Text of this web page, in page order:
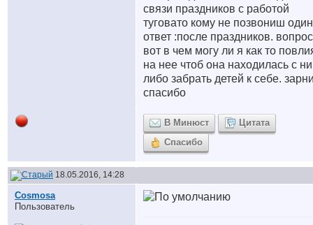
связи праздников с работой
туговато кому не позвониш один
ответ :после праздников. вопрос
вот в чем могу ли я как то
на нее чтоб она находилась с
либо забрать детей к себе.
спасибо
В Минюст
Цитата
Спасибо
18.05.2016, 14:28
Cosmosa
Пользователь